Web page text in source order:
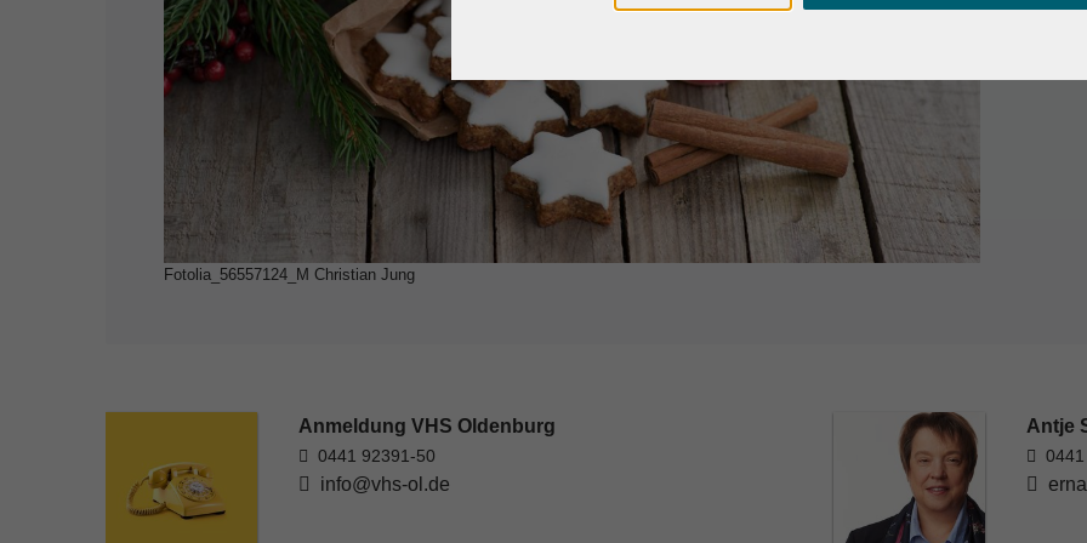
Fotolia_56557124_M Christian Jung
Anmeldung VHS Oldenburg
0441 92391-50
info@vhs-ol.de
Antje